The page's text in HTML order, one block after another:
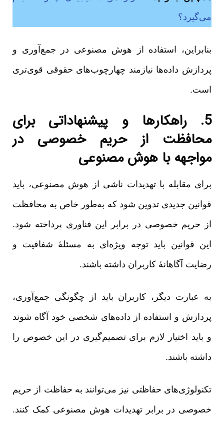
می‌گیرد؟
بنابراین، استفاده از هوش مصنوعی در جمع‌آوری و
پردازش داده‌ها نیازمند چهارچوب‌های حقوقی قوی‌تری
است.
5. راهکارها و پیشنهاداتی برای
محافظت از حریم خصوصی در
مواجهه با هوش مصنوعی
برای مقابله با تهدیدات ناشی از هوش مصنوعی، باید
قوانین جدیدی تدوین شود که به‌طور خاص به محافظت
از حریم خصوصی در برابر این فناوری پرداخته شود.
این قوانین باید توجه ویژه‌ای به مسئلۀ شفافیت و
رضایت آگاهانۀ کاربران داشته باشند.
به عبارت دیگر، کاربران باید از چگونگی جمع‌آوری،
پردازش و استفاده از داده‌های شخصی خود آگاه شوند
و باید اختیار لازم برای تصمیم‌گیری در این خصوص را
داشته باشند.
تکنولوژی‌های حفاظتی نیز می‌توانند به حفاظت از حریم
خصوصی در برابر تهدیدات هوش مصنوعی کمک کنند.